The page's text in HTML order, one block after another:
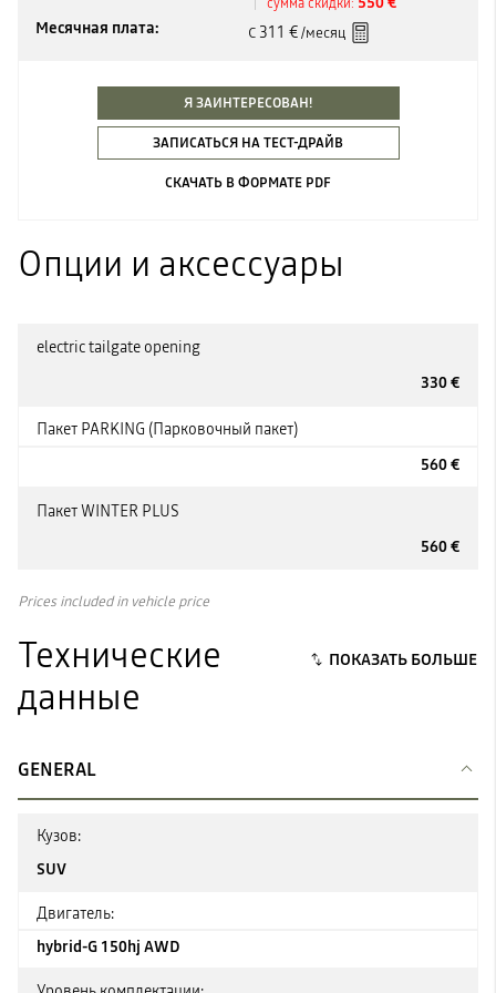
Месячная плата:
С 311 €/месяц
Я ЗАИНТЕРЕСОВАН!
ЗАПИСАТЬСЯ НА ТЕСТ-ДРАЙВ
СКАЧАТЬ В ФОРМАТЕ PDF
Опции и аксессуары
electric tailgate opening
330 €
Пакет PARKING (Парковочный пакет)
560 €
Пакет WINTER PLUS
560 €
Prices included in vehicle price
Технические
данные
GENERAL
Кузов:
SUV
Двигатель:
hybrid-G 150hj AWD